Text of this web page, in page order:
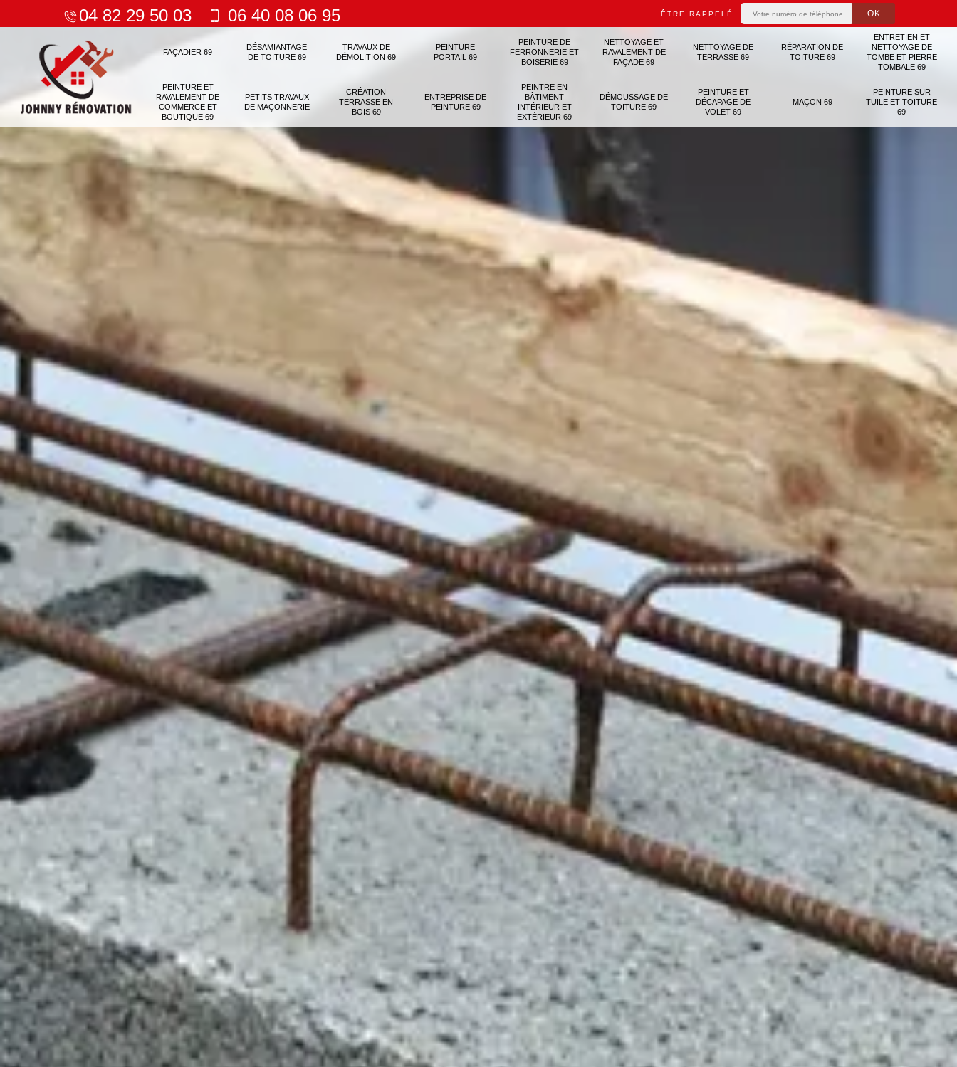
04 82 29 50 03 06 40 08 06 95 ÊTRE RAPPELÉ
FAÇADIER 69
DÉSAMIANTAGE
DE TOITURE 69
TRAVAUX DE
DÉMOLITION 69
PEINTURE
PORTAIL 69
PEINTURE DE
FERRONNERIE ET
BOISERIE 69
NETTOYAGE ET
RAVALEMENT DE
FAÇADE 69
NETTOYAGE DE
TERRASSE 69
RÉPARATION DE
TOITURE 69
ENTRETIEN ET
NETTOYAGE DE
TOMBE ET PIERRE
TOMBALE 69
PEINTURE ET
RAVALEMENT DE
COMMERCE ET
BOUTIQUE 69
PETITS TRAVAUX
DE MAÇONNERIE
CRÉATION
TERRASSE EN
BOIS 69
ENTREPRISE DE
PEINTURE 69
PEINTRE EN
BÂTIMENT
INTÉRIEUR ET
EXTÉRIEUR 69
DÉMOUSSAGE DE
TOITURE 69
PEINTURE ET
DÉCAPAGE DE
VOLET 69
MAÇON 69
PEINTURE SUR
TUILE ET TOITURE
69